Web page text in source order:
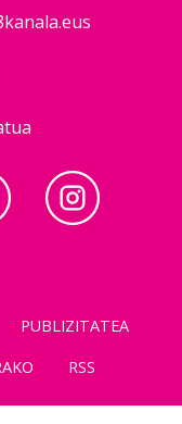
PUBLIZITATEA
RSS